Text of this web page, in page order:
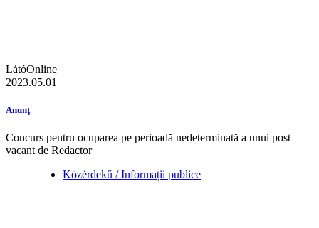
LátóOnline
2023.05.01
Anunţ
Concurs pentru ocuparea pe perioadă nedeterminată a unui post
vacant de Redactor
Közérdekű / Informații publice